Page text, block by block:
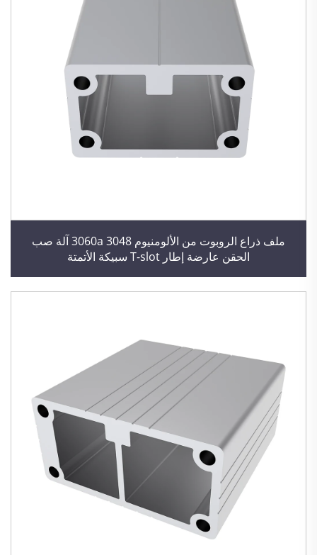
ملف ذراع الروبوت من الألومنيوم 3060a 3048 آلة صب
الحقن عارضة إطار T-slot سبيكة الأتمتة